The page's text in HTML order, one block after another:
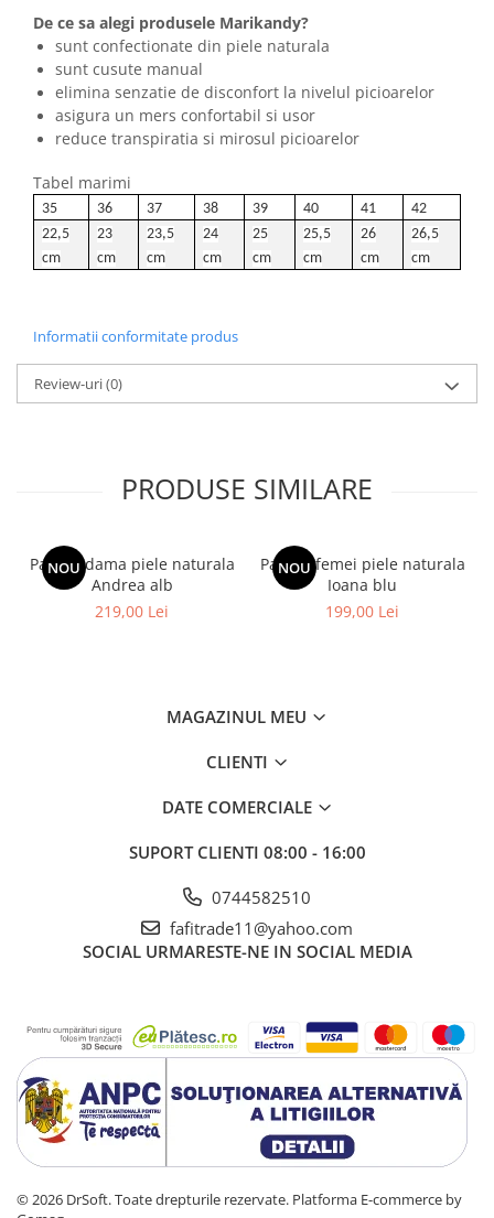
De ce sa alegi produsele Marikandy?
sunt confectionate din piele naturala
sunt cusute manual
elimina senzatie de disconfort la nivelul picioarelor
asigura un mers confortabil si usor
reduce transpiratia si mirosul picioarelor
Tabel marimi
35 36 37 38 39 40 41
42
22,5
cm
23
cm
23,5
cm
24
cm
25
cm
25,5
cm
26
cm
26,5
cm
Informatii conformitate produs
Review-uri(0)
PRODUSE SIMILARE
NOU
Pantofi dama piele naturala
Andrea alb
219,00 Lei
NOU
Pantofi femei piele naturala
Ioana blu
199,00 Lei
MAGAZINUL MEU
CLIENTI
DATE COMERCIALE
SUPORT CLIENTI 08:00 - 16:00
0744582510
fafitrade11@yahoo.com
SOCIAL URMARESTE-NE IN SOCIAL MEDIA
© 2026 DrSoft. Toate drepturile rezervate. Platforma E-commerce by